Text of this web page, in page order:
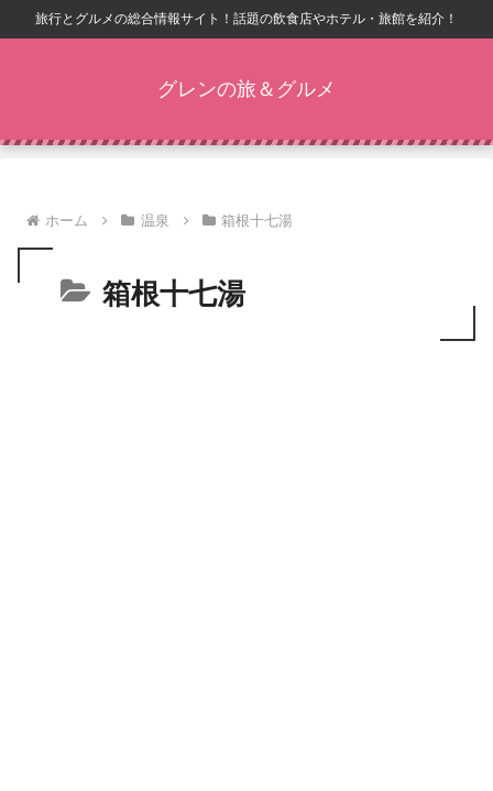
旅行とグルメの総合情報サイト！話題の飲食店やホテル・旅館を紹介！
グレンの旅＆グルメ
ホーム 温泉 箱根十七湯
箱根十七湯